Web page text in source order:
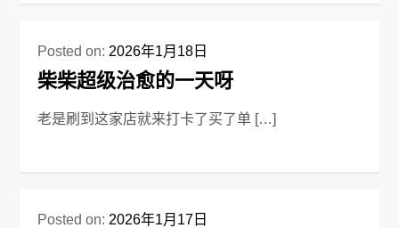
Posted on: 2026年1月18日
柴柴超级治愈的一天呀
老是刷到这家店就来打卡了买了单 […]
Posted on: 2026年1月17日